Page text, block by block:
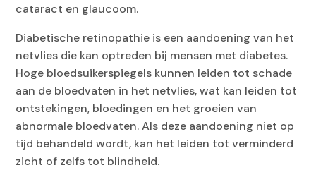
cataract en glaucoom.
Diabetische retinopathie is een aandoening van het
netvlies die kan optreden bij mensen met diabetes.
Hoge bloedsuikerspiegels kunnen leiden tot schade
aan de bloedvaten in het netvlies, wat kan leiden tot
ontstekingen, bloedingen en het groeien van
abnormale bloedvaten. Als deze aandoening niet op
tijd behandeld wordt, kan het leiden tot verminderd
zicht of zelfs tot blindheid.